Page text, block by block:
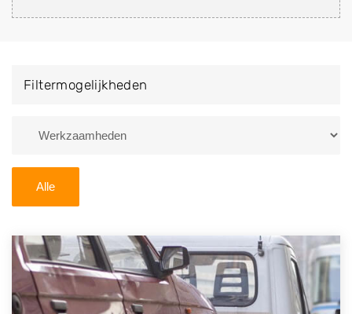
naar de sloop of deze liever laten ophalen op een
van Vredepeel en ontvang een vergoeding voor uw
Zoekt u liever naar een sloperij in een andere plaats of
U kunt er ook voor kiezen om direct uw sloopauto te
verkopen en op te laten halen door de Sloopauto
Ophaaldienst van Autosloperijen.nl. Wij kunnen uw
auto gratis ophalen in Vredepeel. Neem telefonisch
Filtermogelijkheden
Alle